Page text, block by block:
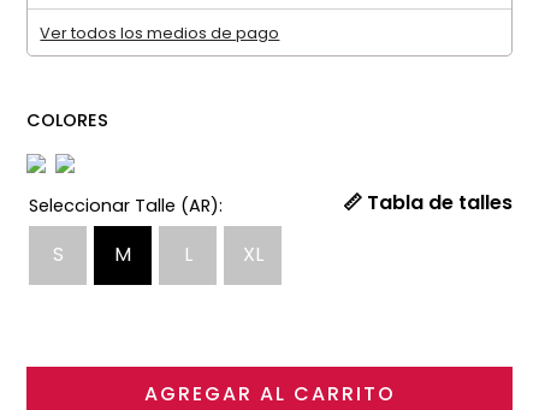
Ver todos los medios de pago
COLORES
S L
M XL
📏 Tabla de talles
AGREGAR AL CARRITO